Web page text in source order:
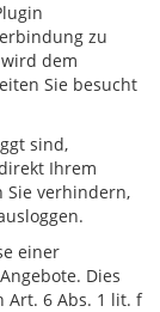
zu
dem
Sie besucht
sind,
Ihrem
Sie verhindern,
einer
Dies
Art. 6 Abs. 1 lit. f